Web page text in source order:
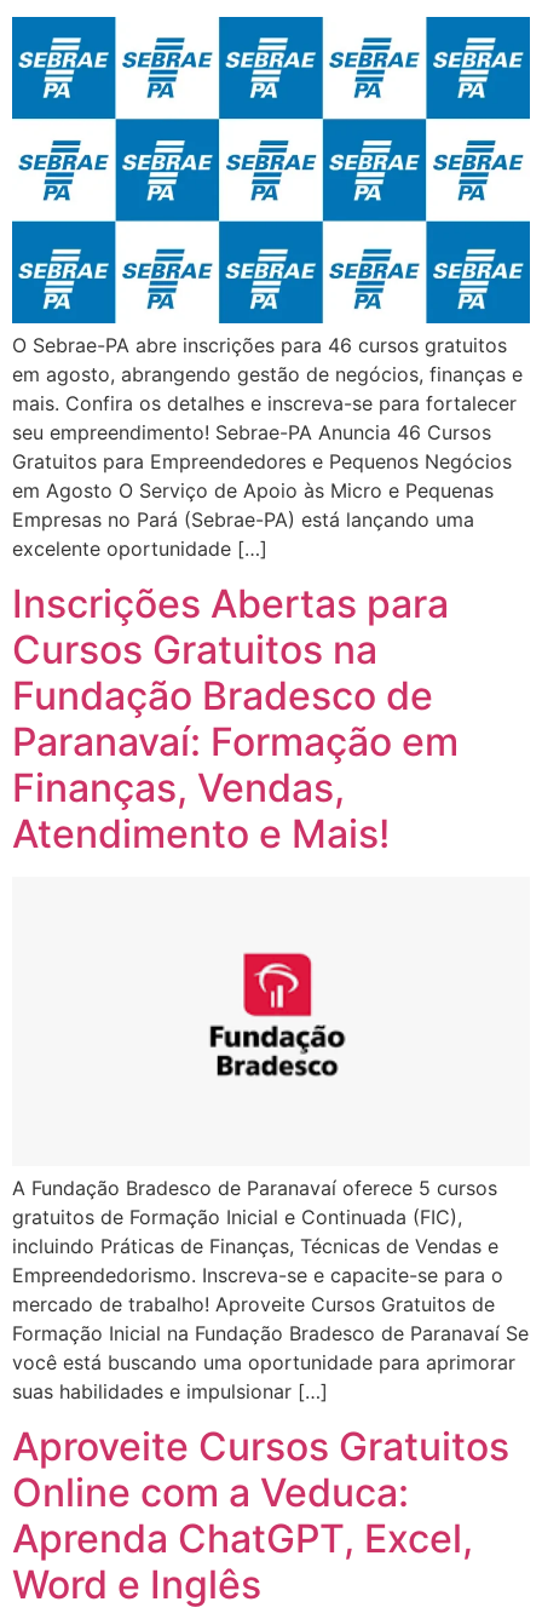
O Sebrae-PA abre inscrições para 46 cursos gratuitos
em agosto, abrangendo gestão de negócios, finanças e
mais. Confira os detalhes e inscreva-se para fortalecer
seu empreendimento! Sebrae-PA Anuncia 46 Cursos
Gratuitos para Empreendedores e Pequenos Negócios
em Agosto O Serviço de Apoio às Micro e Pequenas
Empresas no Pará (Sebrae-PA) está lançando uma
excelente oportunidade […]
Inscrições Abertas para
Cursos Gratuitos na
Fundação Bradesco de
Paranavaí: Formação em
Finanças, Vendas,
Atendimento e Mais!
A Fundação Bradesco de Paranavaí oferece 5 cursos
gratuitos de Formação Inicial e Continuada (FIC),
incluindo Práticas de Finanças, Técnicas de Vendas e
Empreendedorismo. Inscreva-se e capacite-se para o
mercado de trabalho! Aproveite Cursos Gratuitos de
Formação Inicial na Fundação Bradesco de Paranavaí Se
você está buscando uma oportunidade para aprimorar
suas habilidades e impulsionar […]
Aproveite Cursos Gratuitos
Online com a Veduca:
Aprenda ChatGPT, Excel,
Word e Inglês